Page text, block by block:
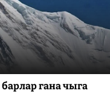
гана чыга